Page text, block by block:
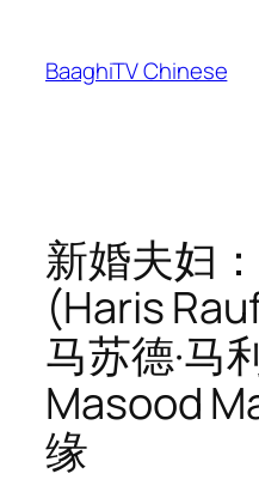
content
BaaghiTV Chinese
新婚夫妇
(Haris
马苏德·马
Masood
缘